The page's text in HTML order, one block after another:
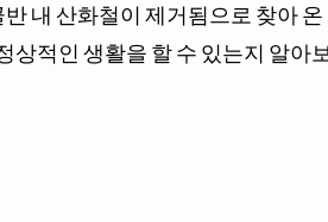
내 산화철이 제거됨으로 찾아
상적인 생활을 할 수 있는지 알아